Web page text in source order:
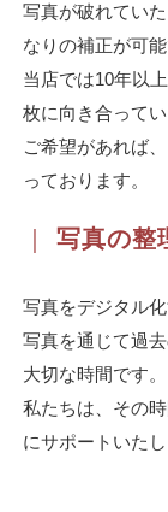
写真が破れてい
なりの補正が可能
当店では10年以
枚に向き合ってい
ご希望があれば
っております。
写真の整
写真をデジタル
写真を通じて過
大切な時間です。
私たちは、その
にサポートいたし